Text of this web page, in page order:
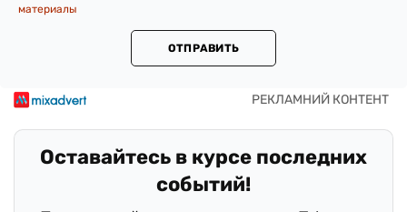
материалы
ОТПРАВИТЬ
Оставайтесь в курсе последних
событий!